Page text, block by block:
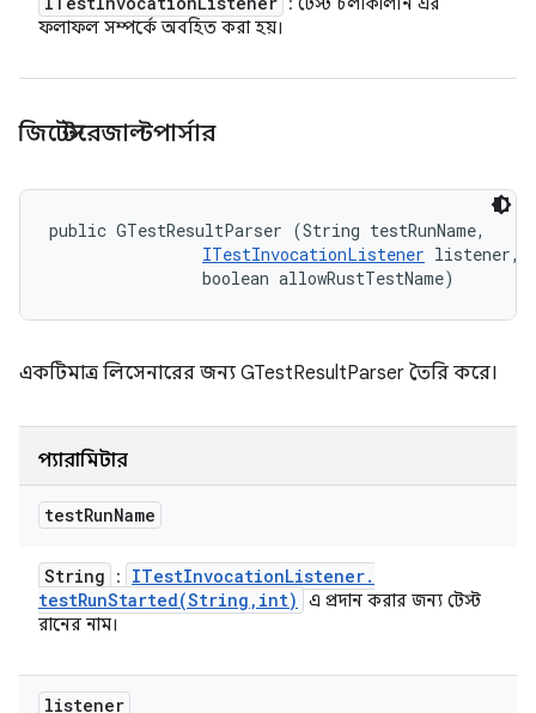
ফলাফল সম্পর্কে অবহিত করা হয়।
জিটেস্টরেজাল্টপার্সার
public GTestResultParser (String testRunName,
ITestInvocationListener listener,
                boolean allowRustTestName)
একটিমাত্র লিসেনারের জন্য GTestResultParser তৈরি করে।
প্যারামিটার
testRunName
String : ITestInvocationListener.
testRunStarted(String , int)
এ প্রদান করার জন্য টেস্ট
রানের নাম।
listener